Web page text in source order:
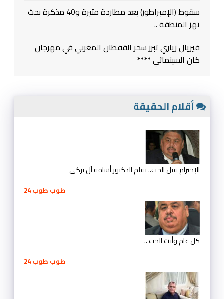
سقوط (الإمبراطور) بعد مطاردة متيرة و40 مذكرة بحث
تهز المنطقة ..
فيريال زياري تبرز سحر القفطان المغربي في مهرجان
كان السينمائي ****
أقلام الحقيقة
الإحترام قبل الحب.. بقلم الدكتور أسامة آل تركي
طوب طوب 24
كل عام وأنت الحب ..
طوب طوب 24